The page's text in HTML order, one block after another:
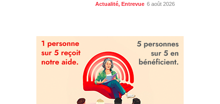
Actualité, Entrevue 6 août 2026